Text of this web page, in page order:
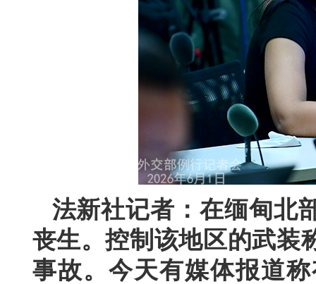
法新社记者：在缅甸北
丧生。控制该地区的武装
事故。今天有媒体报道